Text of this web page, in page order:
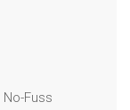
Fuss